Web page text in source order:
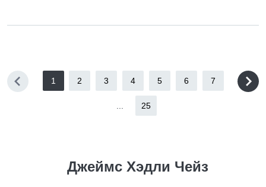
1 2 3 4 5 6 7
25
Джеймс Хэдли Чейз